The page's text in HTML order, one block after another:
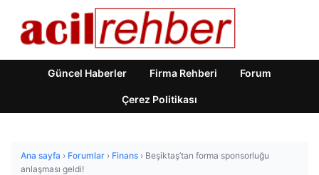
Güncel Haberler Firma Rehberi Forum
Çerez Politikası
Ana sayfa › Forumlar › Finans › Beşiktaş’tan forma sponsorluğu
anlaşması geldi!